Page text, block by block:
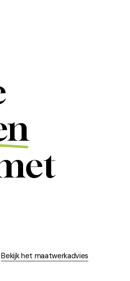
Bekijk het maatwerkadvies